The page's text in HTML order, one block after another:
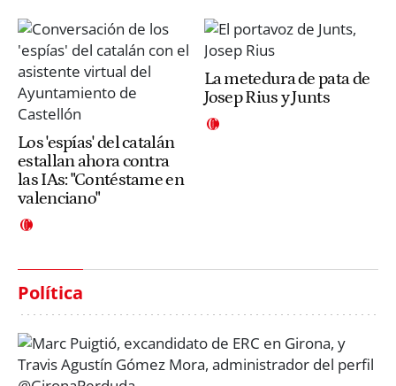
Los 'espías' del catalán
estallan ahora contra
las IAs: "Contéstame en
valenciano"
La metedura de pata de
Josep Rius y Junts
Política